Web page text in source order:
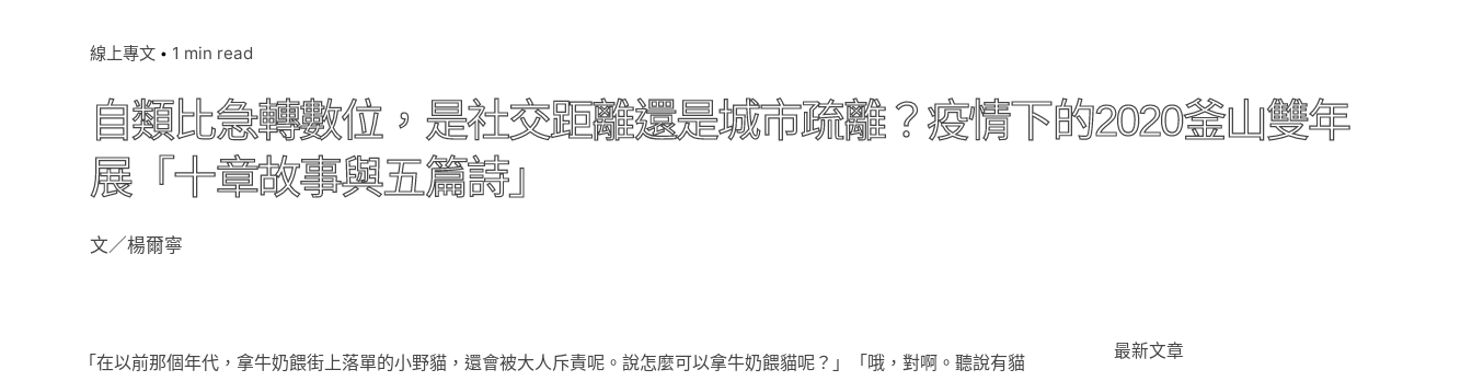
線上專文 1 min read
自類比急轉數位，是社交距離還是城市疏離？疫情下的2020釜山雙年
展「十章故事與五篇詩」
文／楊爾寧
「在以前那個年代，拿牛奶餵街上落單的小野貓，還會被大人斥責呢。說怎麼可以拿牛奶餵貓呢？」「哦，對啊。聽說有貓
最新文章